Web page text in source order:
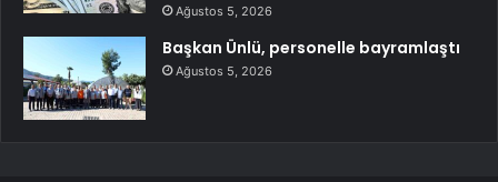
Ağustos 5, 2026
Başkan Ünlü, personelle bayramlaştı
Ağustos 5, 2026